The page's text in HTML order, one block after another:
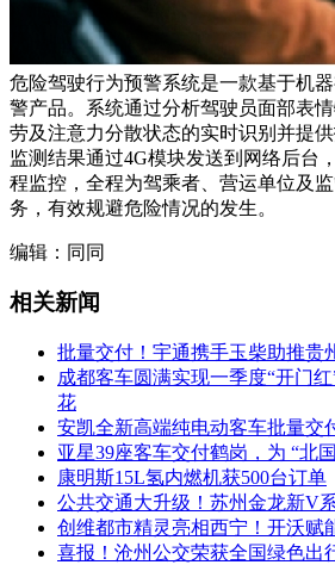
危险驾驶行为预警系统是一款基于机
警产品。系统通过分析驾驶员面部表
劳及注意力分散状态的实时识别并提
监测结果通过4G模块发送到网络后台
程监控，全程为驾乘者、营运单位及
务，有效规避危险情况的发生。
编辑：同同
相关新闻
批量交付！宇通携手玉柴助推贵
成都客车圆满实现一季度“开门
花
安凯全新高端纯电动客车批量交
亚星39座客车交付鹤岗，为 “北
康明斯15L氢内燃机获500台订单
公共交通大升级！苏州金龙新V
创维都市精灵亮相西宁！开沃赋
喜报！沧州公交荣获全国绿色出